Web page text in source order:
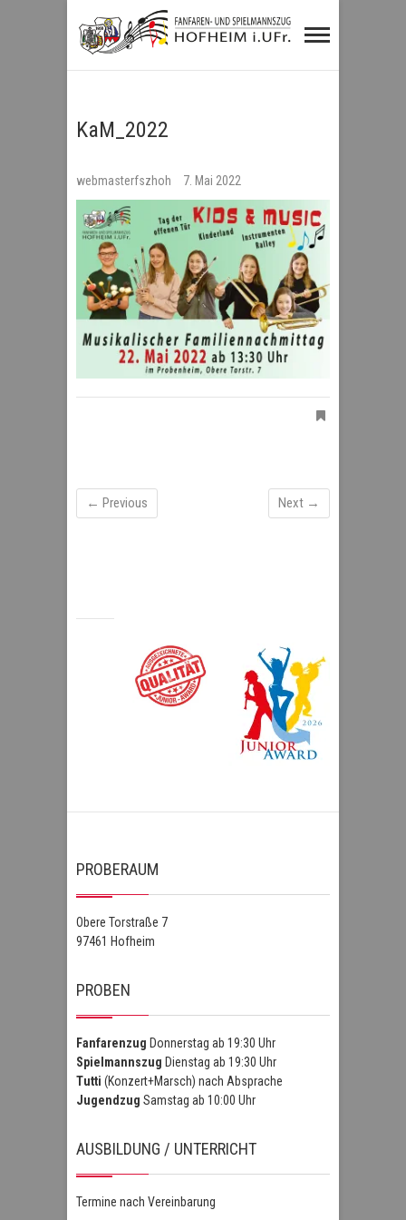
Fanfaren- und
Spielmannszug
KaM_2022
webmasterfszhoh 7. Mai 2022
← Previous Next →
PROBERAUM
Obere Torstraße 7
97461 Hofheim
PROBEN
Fanfarenzug Donnerstag ab 19:30 Uhr
Spielmannszug Dienstag ab 19:30 Uhr
Tutti (Konzert+Marsch) nach Absprache
Jugendzug Samstag ab 10:00 Uhr
AUSBILDUNG / UNTERRICHT
Termine nach Vereinbarung